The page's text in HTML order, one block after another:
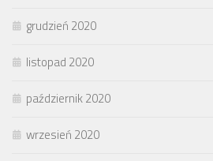
grudzień 2020
listopad 2020
październik 2020
wrzesień 2020